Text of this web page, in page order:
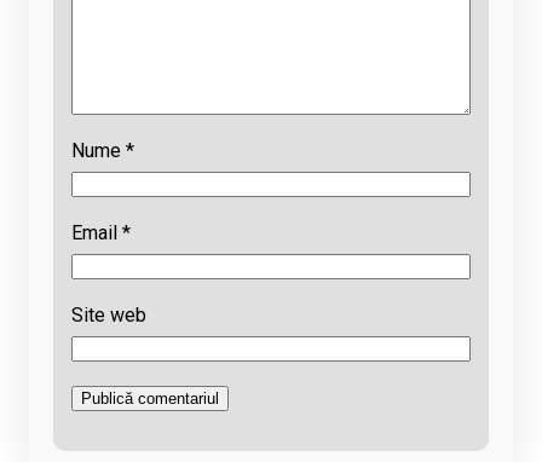
Nume *
Email *
Site web